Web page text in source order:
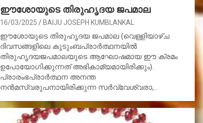
ഈശോയുടെ തിരുഹൃദയ ജപമാല
16/03/2025 BAIJU JOSEPH KUMBLANKAL
ഈശോയുടെ തിരുഹൃദയ ജപമാല (വെള്ളിയാഴ്ച
ദിവസങ്ങളിലെ കുടുംബപ്രാര്‍ത്ഥനയില്‍
തിരുഹൃദയജപമാലയുടെ ആഘോഷമായ ഈ ക്രമം
ഉപോയോഗിക്കുന്നത് അഭികാമ്യമായിരിക്കും).
പ്രാരംഭപ്രാര്‍ത്ഥന അനന്ത
നന്‍മസ്വരുപനായിരിക്കുന്ന സര്‍വ്വേശ്വരാ,…